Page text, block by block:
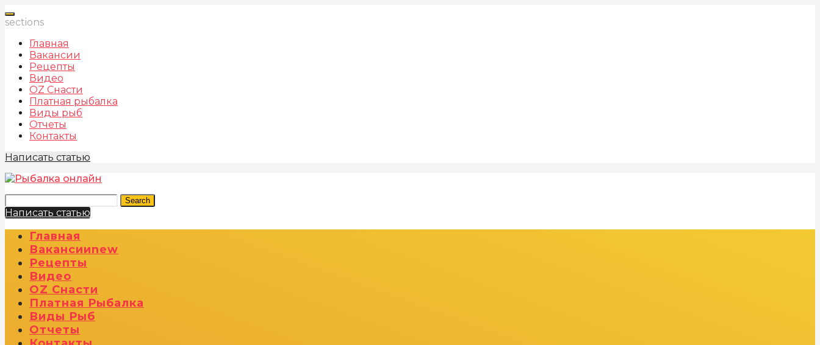
sections
Главная
Вакансии
Рецепты
Видео
OZ Снасти
Платная рыбалка
Виды рыб
Отчеты
Контакты
Написать статью
Search
Написать статью
Главная
ВакансииNew
Рецепты
Видео
OZ Снасти
Платная Рыбалка
Виды Рыб
Отчеты